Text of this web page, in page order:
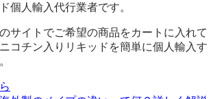
個人輸入代行業者です。
サイトでご希望の商品をカートに入れて
コチン入りリキッドを簡単に個人輸入す